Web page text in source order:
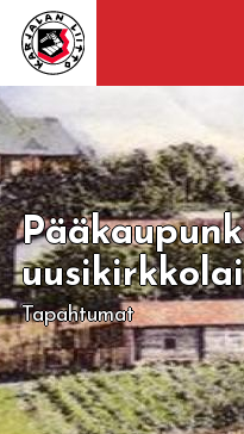
Tapahtumat